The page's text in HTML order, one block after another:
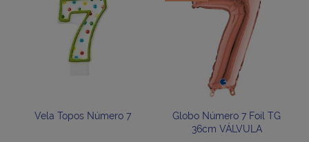
Vela Topos Número 7
Globo Número 7 Foil TG
36cm VÁLVULA